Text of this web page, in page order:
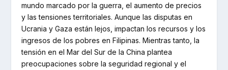
mundo marcado por la guerra, el aumento de precios
y las tensiones territoriales. Aunque las disputas en
Ucrania y Gaza están lejos, impactan los recursos y los
ingresos de los pobres en Filipinas. Mientras tanto, la
tensión en el Mar del Sur de la China plantea
preocupaciones sobre la seguridad regional y el